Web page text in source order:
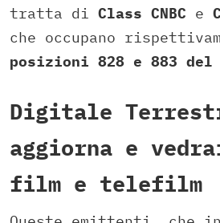
tratta di Class CNBC e
che occupano
posizioni 828 e 883 del
Digitale
aggiorna e
film e telefilm